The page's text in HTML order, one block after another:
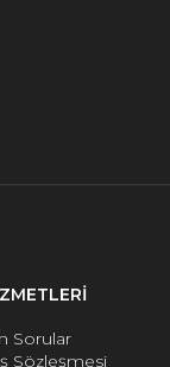
Sorular
Sözleşmesi